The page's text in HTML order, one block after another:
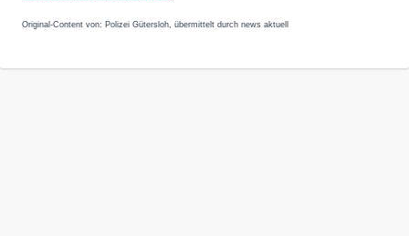
Original-Content von: Polizei Gütersloh, übermittelt durch news aktuell